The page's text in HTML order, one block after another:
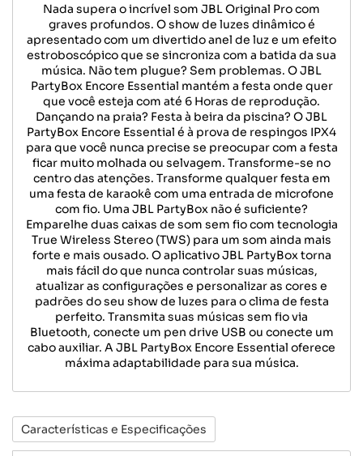
Nada supera o incrível som JBL Original Pro com
graves profundos. O show de luzes dinâmico é
apresentado com um divertido anel de luz e um efeito
estroboscópico que se sincroniza com a batida da sua
música. Não tem plugue? Sem problemas. O JBL
PartyBox Encore Essential mantém a festa onde quer
que você esteja com até 6 Horas de reprodução.
Dançando na praia? Festa à beira da piscina? O JBL
PartyBox Encore Essential é à prova de respingos IPX4
para que você nunca precise se preocupar com a festa
ficar muito molhada ou selvagem. Transforme-se no
centro das atenções. Transforme qualquer festa em
uma festa de karaokê com uma entrada de microfone
com fio. Uma JBL PartyBox não é suficiente?
Emparelhe duas caixas de som sem fio com tecnologia
True Wireless Stereo (TWS) para um som ainda mais
forte e mais ousado. O aplicativo JBL PartyBox torna
mais fácil do que nunca controlar suas músicas,
atualizar as configurações e personalizar as cores e
padrões do seu show de luzes para o clima de festa
perfeito. Transmita suas músicas sem fio via
Bluetooth, conecte um pen drive USB ou conecte um
cabo auxiliar. A JBL PartyBox Encore Essential oferece
máxima adaptabilidade para sua música.
Características e Especificações